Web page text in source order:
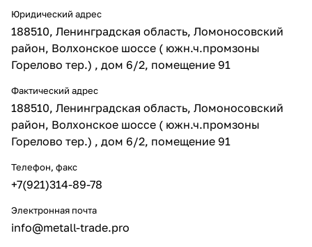
Юридический адрес
188510, Ленинградская область, Ломоносовский
район, Волхонское шоссе ( южн.ч.промзоны
Горелово тер.) , дом 6/2, помещение 91
Фактический адрес
188510, Ленинградская область, Ломоносовский
район, Волхонское шоссе ( южн.ч.промзоны
Горелово тер.) , дом 6/2, помещение 91
Телефон, факс
+7(921)314-89-78
Электронная почта
info@metall-trade.pro